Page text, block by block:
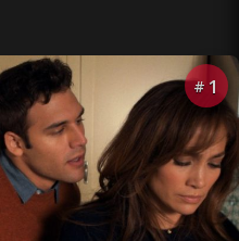
# 1